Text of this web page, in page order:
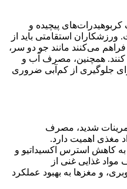
پیچیده و
استقامتی باید از
می‌کنند مانند جو دو سر،
کنند. همچنین، مصرف آب و
جلوگیری از کم‌آبی ضروری
شدید، مصرف
مغذی اهمیت دارد.
آنتی‌اکسیدان‌ها مانند ویتامین C و E به کاهش استرس اکسیداتیو و
غذایی غنی از
و مغزها به بهبود عملکرد